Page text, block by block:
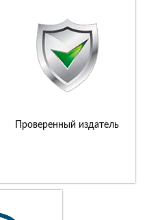
Проверенный издатель